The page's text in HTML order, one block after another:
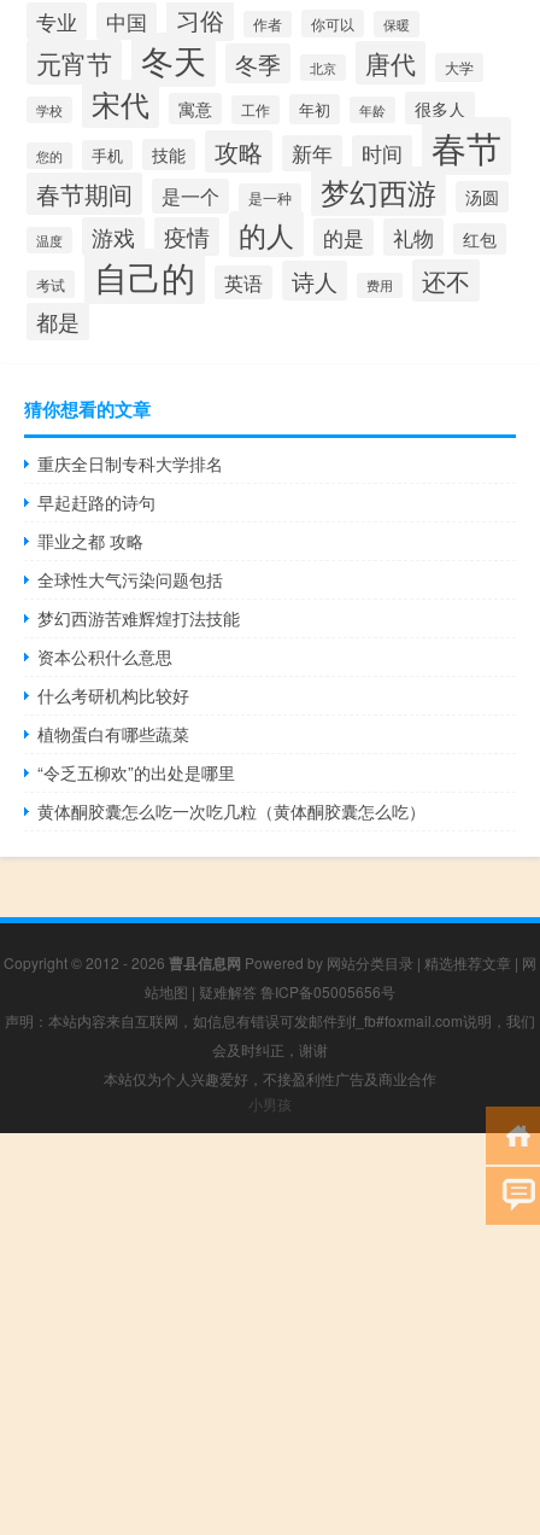
专业 中国 习俗 作者 你可以 保暖
元宵节 冬天 冬季 北京 唐代 大学
学校 宋代 寓意 工作 年初 年龄 很多人
您的 手机 技能 攻略 新年 时间 春节
春节期间 是一个 是一种 梦幻西游 汤圆
温度 游戏 疫情 的人 的是 礼物 红包
考试 自己的 英语 诗人 费用 还不
都是
猜你想看的文章
重庆全日制专科大学排名
早起赶路的诗句
罪业之都 攻略
全球性大气污染问题包括
梦幻西游苦难辉煌打法技能
资本公积什么意思
什么考研机构比较好
植物蛋白有哪些蔬菜
“令乏五柳欢”的出处是哪里
黄体酮胶囊怎么吃一次吃几粒（黄体酮胶囊怎么吃）
Copyright © 2012 - 2026 曹县信息网 Powered by 网站分类目录 | 精选推荐文章 | 网
站地图 | 疑难解答 鲁ICP备05005656号
声明：本站内容来自互联网，如信息有错误可发邮件到f_fb#foxmail.com说明，我们
会及时纠正，谢谢
本站仅为个人兴趣爱好，不接盈利性广告及商业合作
小男孩